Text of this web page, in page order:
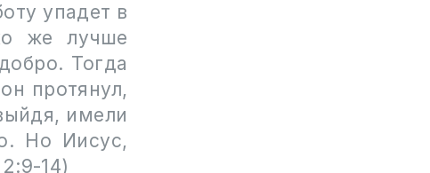
упадет в
же лучше
Тогда
протянул,
имели
Но Иисус,
14)